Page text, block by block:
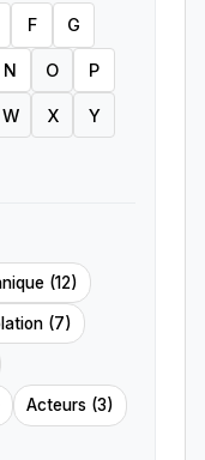
F G
N O P
W X Y
(12)
(7)
Acteurs (3)